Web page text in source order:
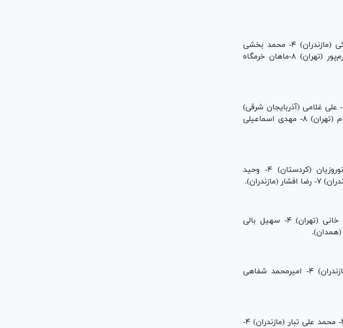
۱- امیرحسین حسینی (توابع تهران) ۲- علی‌اکبر فضلی (مازندران) ۳- علی رضائی (مازندران) ۴- محمد بخشی
(مازندران) ۵- پژمان ذوالفقار (مازندران) ۶- امین عسگرپور (فارس) ۷- علی کرم‌پور (تهران) ۸-ماهان خرمگاه
۱- معین فتوحی (تهران) ۲- عادل پنائیان (مازندران) ۳- عرفان الهی (مازندران) ۴- علی غلامی (آذربایجان شرقی)
۵- فریبرز بابائی (مازندران) ۶- حسین محمد آقائی (البرز) ۷- امیرمحمد زرین‌کام (تهران) ۸- مهدی اسماعیلی
۱- سجاد غلامی (البرز) ۲- امیرحسین کاوسی (مازندران) ۳- محمدحسین نوروزیان (کردستان) ۴- وحید
۱- امیرعلی آقاجانی (همدان) ۲- هادی شرف بیانی (کردستان) ۳- جواد فتح خانی (تهران) ۴- سهیل بالی
۱- علیرضا رکابی (مازندران) ۲- ابوالفضل بابالو (تهران) ۳- عرفان علی‌زاده (مازندران) ۴- امیرمحمد شفاهی
۱- مرتضی جان محمدزاده (آذربایجان شرقی) ۲- سیدمهدی هاشمی (مازندران) ۳- محمد علی تبار (مازندران) ۴-